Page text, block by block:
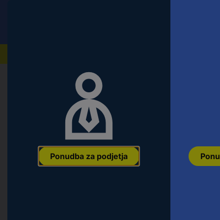
Ponudba za podjetja
Orodje & Delavnica
KS Tools 9181244 9181244
4042146073865 Koda proizvajalca: Št. izdelka: